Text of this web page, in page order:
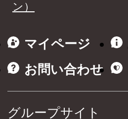
ン）
マイページ
お問い合わせ
グループサイト